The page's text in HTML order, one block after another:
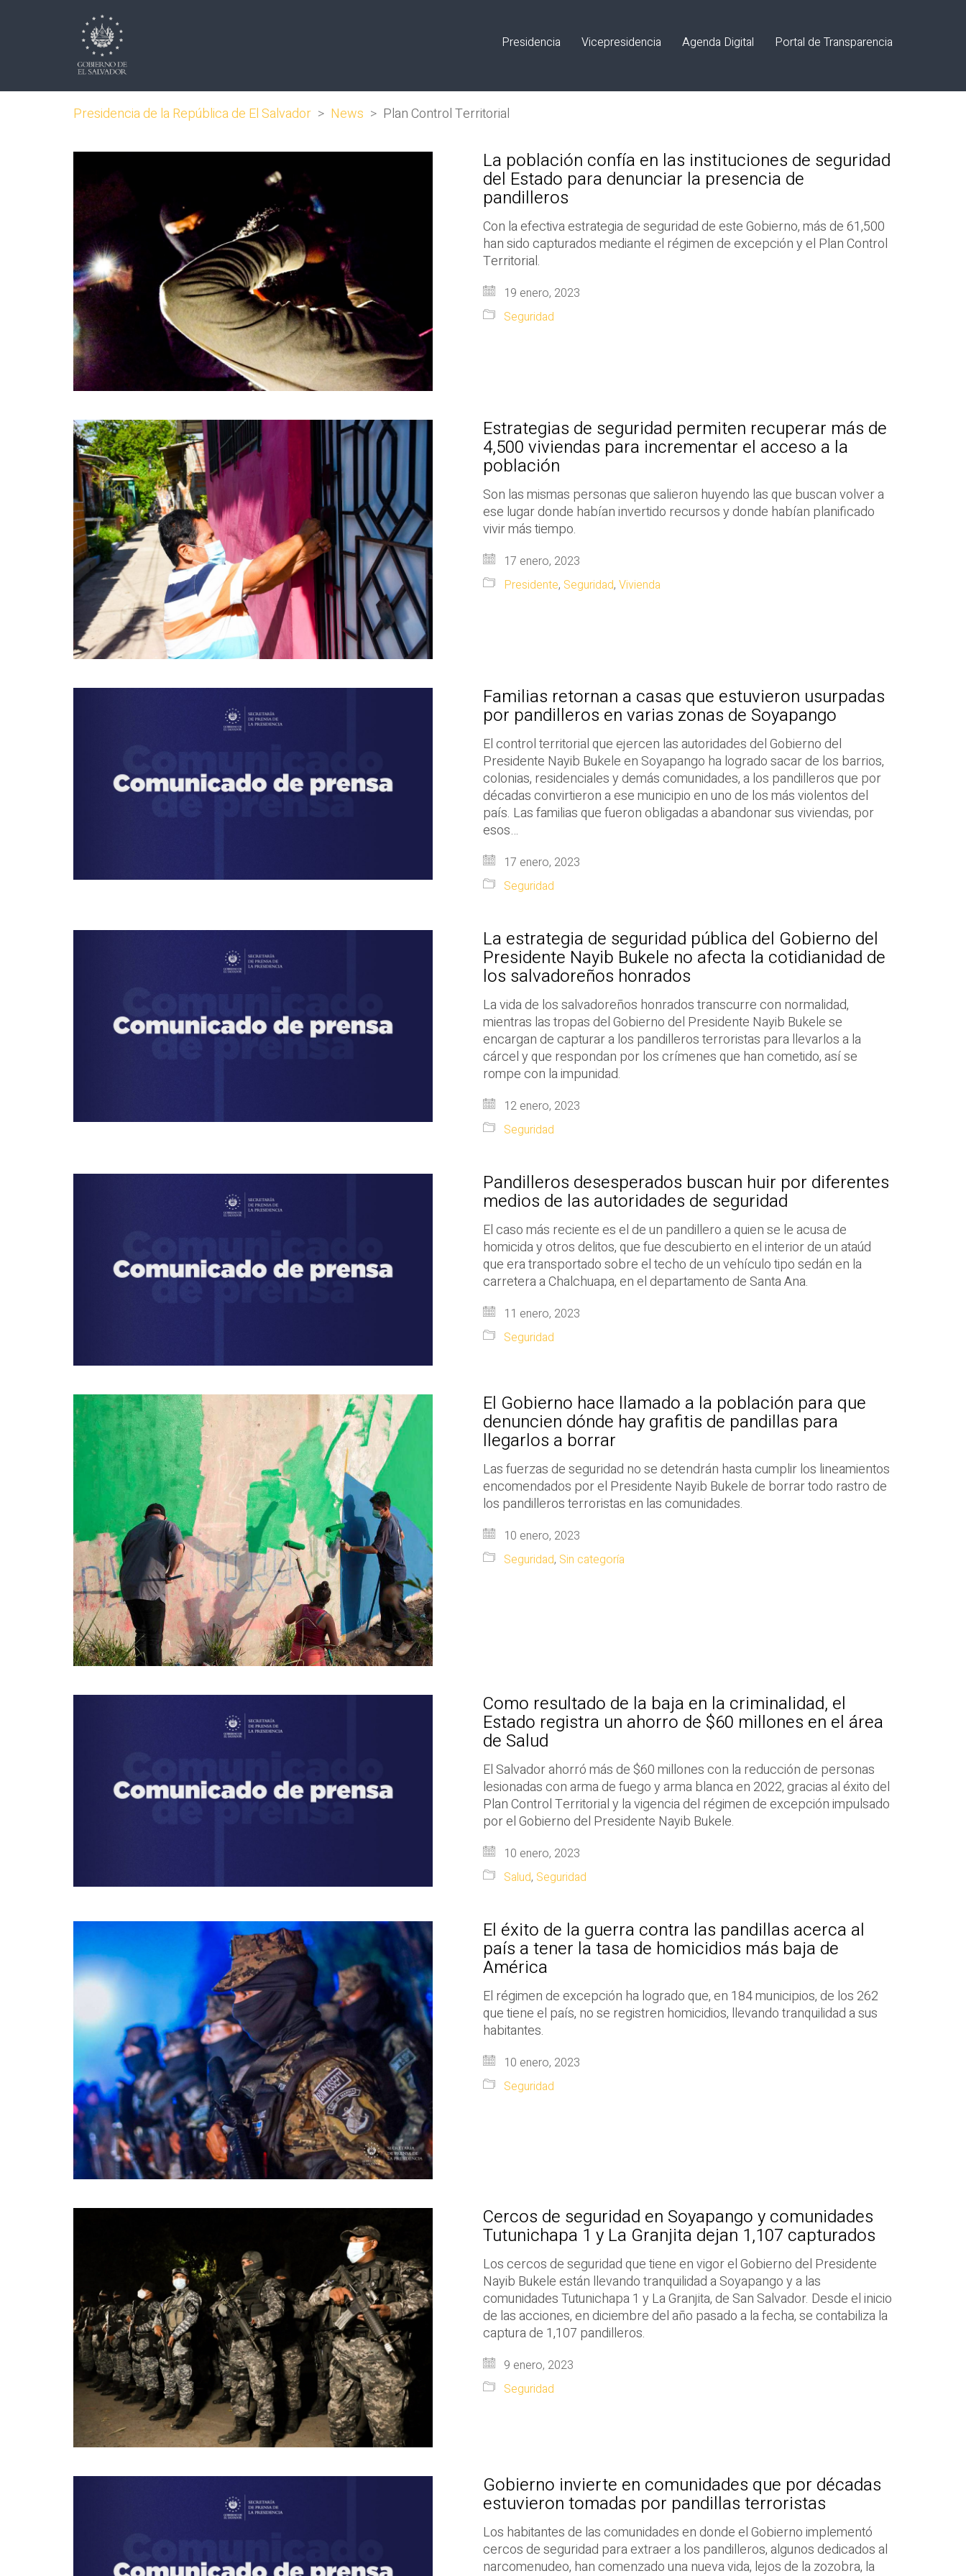
Presidencia Vicepresidencia Agenda Digital Portal de Transparencia
Presidencia de la República de El Salvador > News > Plan Control Territorial
La población confía en las instituciones de seguridad
del Estado para denunciar la presencia de
pandilleros
Con la efectiva estrategia de seguridad de este Gobierno, más de 61,500
han sido capturados mediante el régimen de excepción y el Plan Control
Territorial.
19 enero, 2023
Seguridad
Estrategias de seguridad permiten recuperar más de
4,500 viviendas para incrementar el acceso a la
población
Son las mismas personas que salieron huyendo las que buscan volver a
ese lugar donde habían invertido recursos y donde habían planificado
vivir más tiempo.
17 enero, 2023
Presidente, Seguridad, Vivienda
Familias retornan a casas que estuvieron usurpadas
por pandilleros en varias zonas de Soyapango
El control territorial que ejercen las autoridades del Gobierno del
Presidente Nayib Bukele en Soyapango ha logrado sacar de los barrios,
colonias, residenciales y demás comunidades, a los pandilleros que por
décadas convirtieron a ese municipio en uno de los más violentos del
país. Las familias que fueron obligadas a abandonar sus viviendas, por
esos…
17 enero, 2023
Seguridad
La estrategia de seguridad pública del Gobierno del
Presidente Nayib Bukele no afecta la cotidianidad de
los salvadoreños honrados
La vida de los salvadoreños honrados transcurre con normalidad,
mientras las tropas del Gobierno del Presidente Nayib Bukele se
encargan de capturar a los pandilleros terroristas para llevarlos a la
cárcel y que respondan por los crímenes que han cometido, así se
rompe con la impunidad.
12 enero, 2023
Seguridad
Pandilleros desesperados buscan huir por diferentes
medios de las autoridades de seguridad
El caso más reciente es el de un pandillero a quien se le acusa de
homicida y otros delitos, que fue descubierto en el interior de un ataúd
que era transportado sobre el techo de un vehículo tipo sedán en la
carretera a Chalchuapa, en el departamento de Santa Ana.
11 enero, 2023
Seguridad
El Gobierno hace llamado a la población para que
denuncien dónde hay grafitis de pandillas para
llegarlos a borrar
Las fuerzas de seguridad no se detendrán hasta cumplir los lineamientos
encomendados por el Presidente Nayib Bukele de borrar todo rastro de
los pandilleros terroristas en las comunidades.
10 enero, 2023
Seguridad, Sin categoría
Como resultado de la baja en la criminalidad, el
Estado registra un ahorro de $60 millones en el área
de Salud
El Salvador ahorró más de $60 millones con la reducción de personas
lesionadas con arma de fuego y arma blanca en 2022, gracias al éxito del
Plan Control Territorial y la vigencia del régimen de excepción impulsado
por el Gobierno del Presidente Nayib Bukele.
10 enero, 2023
Salud, Seguridad
El éxito de la guerra contra las pandillas acerca al
país a tener la tasa de homicidios más baja de
América
El régimen de excepción ha logrado que, en 184 municipios, de los 262
que tiene el país, no se registren homicidios, llevando tranquilidad a sus
habitantes.
10 enero, 2023
Seguridad
Cercos de seguridad en Soyapango y comunidades
Tutunichapa 1 y La Granjita dejan 1,107 capturados
Los cercos de seguridad que tiene en vigor el Gobierno del Presidente
Nayib Bukele están llevando tranquilidad a Soyapango y a las
comunidades Tutunichapa 1 y La Granjita, de San Salvador. Desde el inicio
de las acciones, en diciembre del año pasado a la fecha, se contabiliza la
captura de 1,107 pandilleros.
9 enero, 2023
Seguridad
Gobierno invierte en comunidades que por décadas
estuvieron tomadas por pandillas terroristas
Los habitantes de las comunidades en donde el Gobierno implementó
cercos de seguridad para extraer a los pandilleros, algunos dedicados al
narcomenudeo, han comenzado una nueva vida, lejos de la zozobra, la